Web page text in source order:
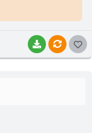
BAIXARVÍNCULOS